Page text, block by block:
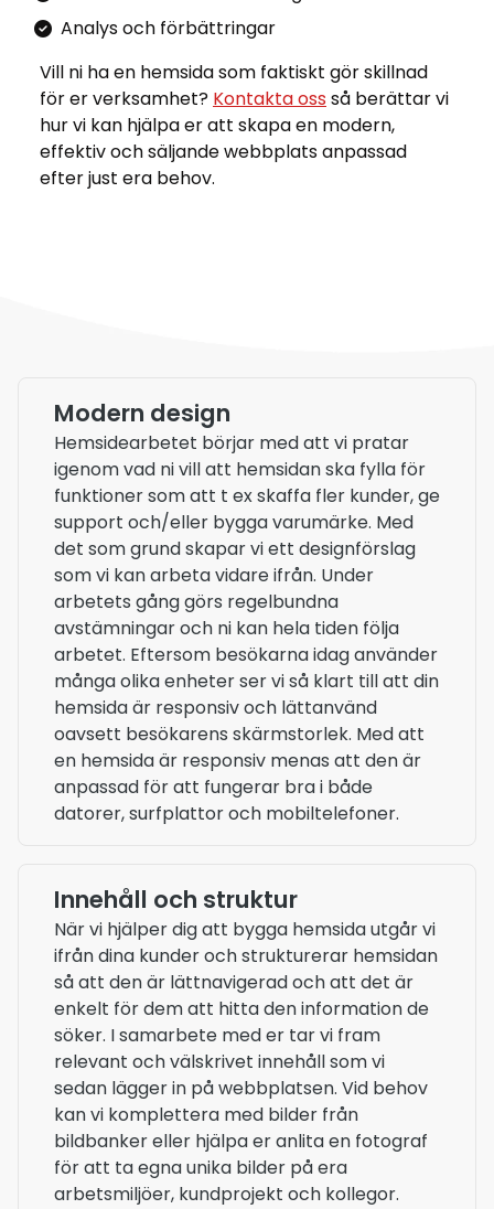
Analys och förbättringar
Vill ni ha en hemsida som faktiskt gör skillnad
för er verksamhet? Kontakta oss så berättar vi
hur vi kan hjälpa er att skapa en modern,
effektiv och säljande webbplats anpassad
efter just era behov.
Modern design
Hemsidearbetet börjar med att vi pratar
igenom vad ni vill att hemsidan ska fylla för
funktioner som att t ex skaffa fler kunder, ge
support och/eller bygga varumärke. Med
det som grund skapar vi ett designförslag
som vi kan arbeta vidare ifrån. Under
arbetets gång görs regelbundna
avstämningar och ni kan hela tiden följa
arbetet. Eftersom besökarna idag använder
många olika enheter ser vi så klart till att din
hemsida är responsiv och lättanvänd
oavsett besökarens skärmstorlek. Med att
en hemsida är responsiv menas att den är
anpassad för att fungerar bra i både
datorer, surfplattor och mobiltelefoner.
Innehåll och struktur
När vi hjälper dig att bygga hemsida utgår vi
ifrån dina kunder och strukturerar hemsidan
så att den är lättnavigerad och att det är
enkelt för dem att hitta den information de
söker. I samarbete med er tar vi fram
relevant och välskrivet innehåll som vi
sedan lägger in på webbplatsen. Vid behov
kan vi komplettera med bilder från
bildbanker eller hjälpa er anlita en fotograf
för att ta egna unika bilder på era
arbetsmiljöer, kundprojekt och kollegor.